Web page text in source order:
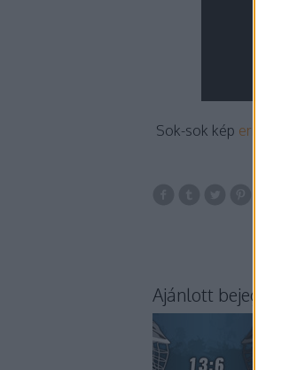
Sok-sok kép erre
Ajánlott bejegyzések: